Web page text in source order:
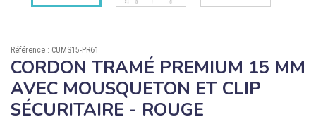
Contact
Référence : CUMS15-PR61
CORDON TRAMÉ PREMIUM 15 MM
AVEC MOUSQUETON ET CLIP
SÉCURITAIRE - ROUGE